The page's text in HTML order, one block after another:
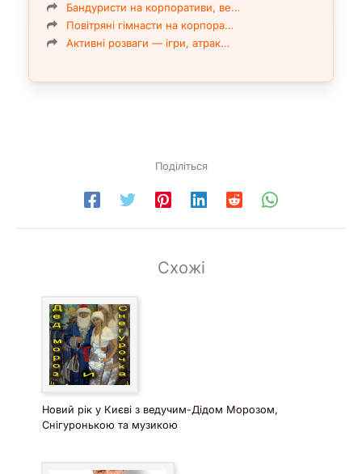
Бандуристи на корпоративи, ве…
Повітряні гімнасти на корпора…
Активні розваги — ігри, атрак…
Поділіться
Схожі
Новий рік у Києві з ведучим-Дідом Морозом,
Снігуронькою та музикою